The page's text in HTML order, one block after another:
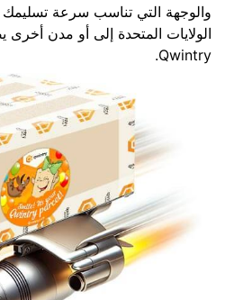
والوجهة التي تناسب سرعة
الولايات المتحدة إلى أو مدن أخرى
Qwintry.